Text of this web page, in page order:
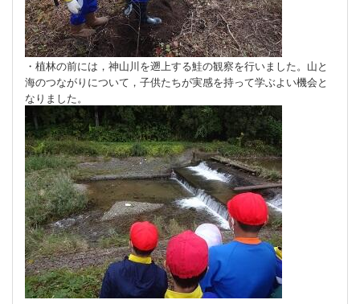
・植林の前には，神山川を遡上する鮭の観察を行いました。山と
海のつながりについて，子供たちが実感を持って学ぶよい機会と
なりました。